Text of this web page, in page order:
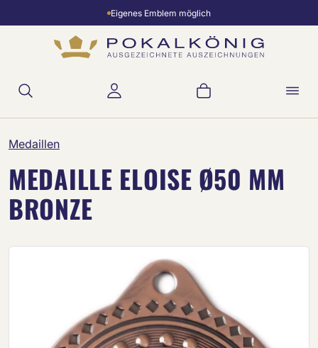
Zum Hauptinhalt springenEigenes Emblem möglich
Warenkorb
Medaillen
MEDAILLE ELOISE Ø50 MM
BRONZE